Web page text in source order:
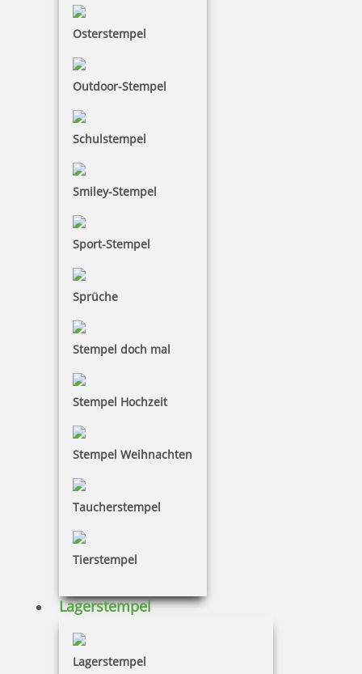
Osterstempel
Outdoor-Stempel
Schulstempel
Smiley-Stempel
Sport-Stempel
Sprüche
Stempel doch mal
Stempel Hochzeit
Stempel Weihnachten
Taucherstempel
Tierstempel
Lagerstempel
Lagerstempel
4,55 €
Colop Classic Line Datumsstempel 2000/5 Schrifthöhe 5 mm
Colop Printer S 220 N Datumstempel